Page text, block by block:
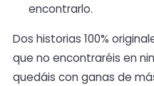
encontrarlo.
Dos historias 100%
que no encontraréis en
quedáis con ganas de